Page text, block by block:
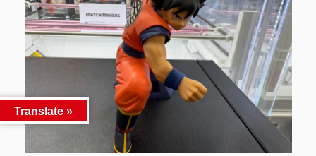
Translate »